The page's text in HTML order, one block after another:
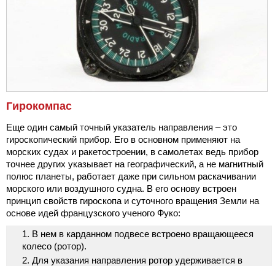
Гирокомпас
Еще один самый точный указатель направления – это
гироскопический прибор. Его в основном применяют на
морских судах и ракетостроении, в самолетах ведь прибор
точнее других указывает на географический, а не магнитный
полюс планеты, работает даже при сильном раскачивании
морского или воздушного судна. В его основу встроен
принцип свойств гироскопа и суточного вращения Земли на
основе идей французского ученого Фуко:
В нем в карданном подвесе встроено вращающееся
колесо (ротор).
Для указания направления ротор удерживается в